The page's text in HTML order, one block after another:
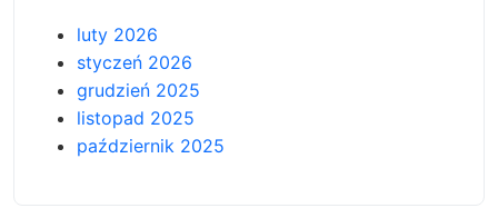
luty 2026
styczeń 2026
grudzień 2025
listopad 2025
październik 2025